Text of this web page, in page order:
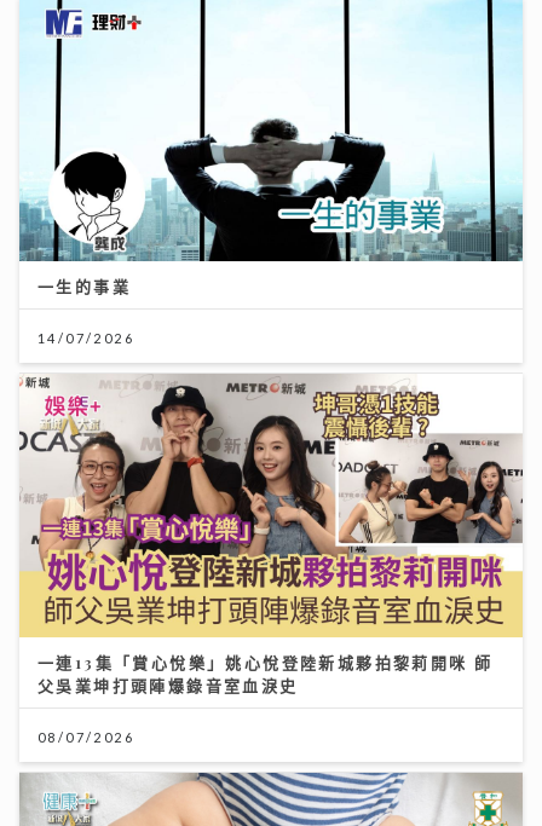
一生的事業
14/07/2026
一連13集「賞心悅樂」姚心悅登陸新城夥拍黎莉開咪 師
父吳業坤打頭陣爆錄音室血淚史
08/07/2026